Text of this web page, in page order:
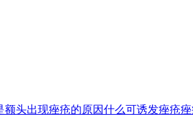
额头出现痤疮的原因什么可诱发痤疮